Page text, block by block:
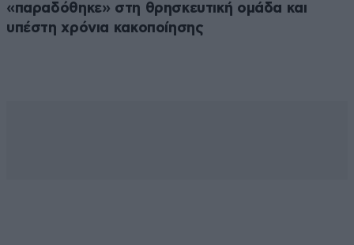
«παραδόθηκε» στη θρησκευτική ομάδα και
υπέστη χρόνια κακοποίησης